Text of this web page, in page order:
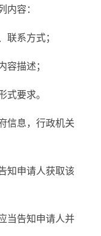
容：
系方式；
描述；
要求。
息，行政机关
申请人获取该
告知申请人并